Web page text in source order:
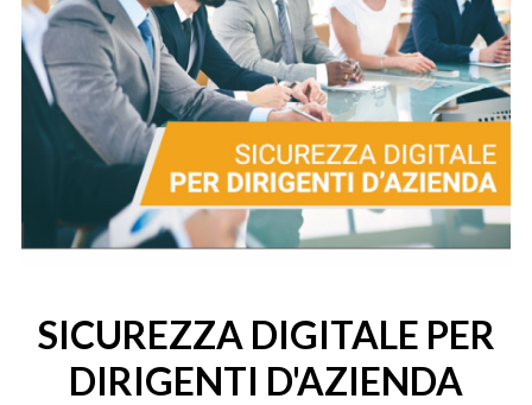
SICUREZZA DIGITALE PER
DIRIGENTI D'AZIENDA